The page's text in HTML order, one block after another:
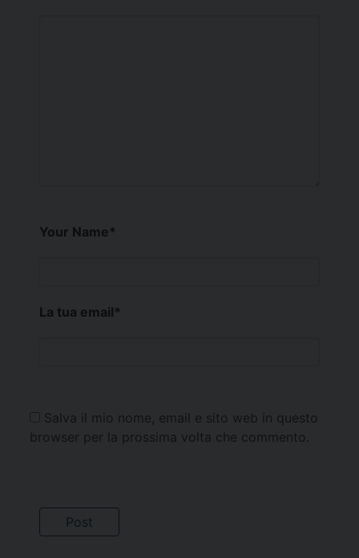
Your Name*
La tua email*
Salva il mio nome, email e sito web in questo
browser per la prossima volta che commento.